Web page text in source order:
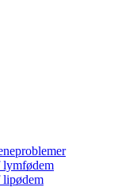
lymfødem
lipødem